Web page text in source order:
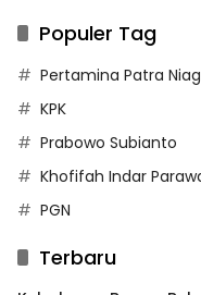
Populer Tag
Pertamina Patra
KPK
Prabowo Subianto
Khofifah Indar
PGN
Terbaru